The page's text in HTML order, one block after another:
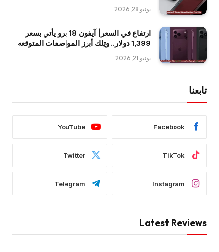
يونيو 28, 2026
ارتفاع في السعر| آيفون 18 برو يأتي بسعر
1,399 دولار.. وتِلك أبرز المواصفات المتوقعة
يونيو 21, 2026
تابعنا
Facebook
YouTube
TikTok
Twitter
Instagram
Telegram
Latest Reviews